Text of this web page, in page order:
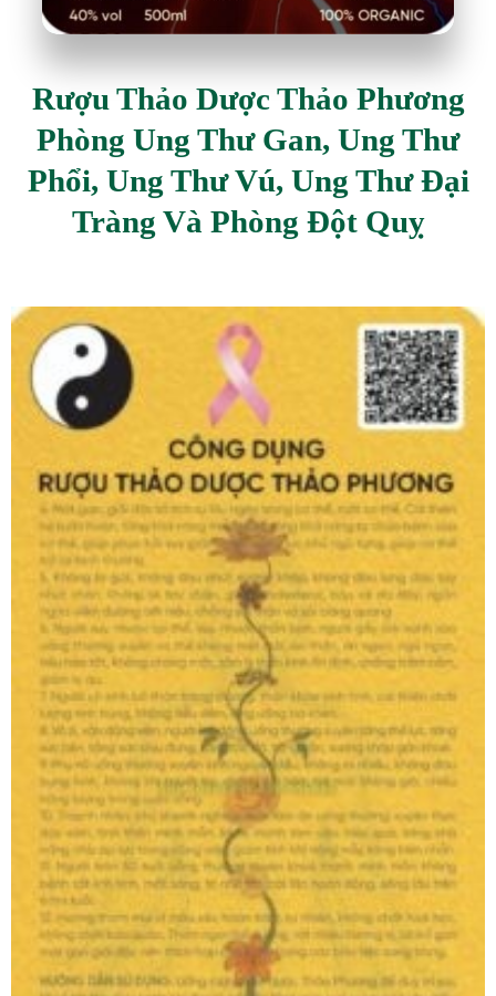
Rượu Thảo Dược Thảo Phương
Phòng Ung Thư Gan, Ung Thư
Phổi, Ung Thư Vú, Ung Thư Đại
Tràng Và Phòng Đột Quỵ